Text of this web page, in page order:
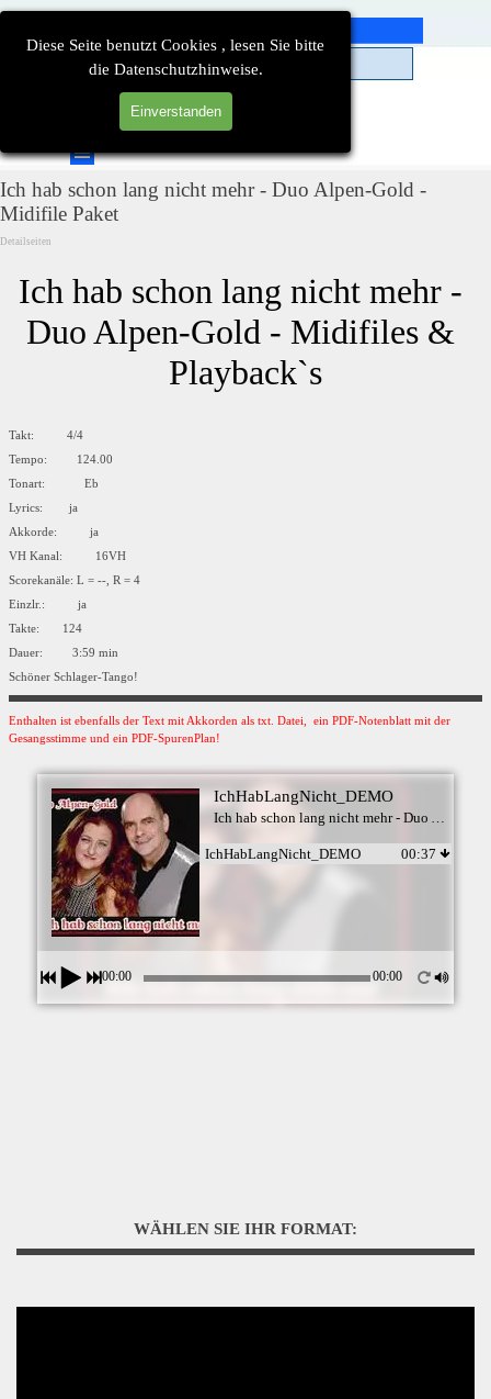
Diese Seite benutzt Cookies , lesen Sie bitte
die Datenschutzhinweise.
Einverstanden
Direkt zum Seiteninhalt
Menü überspringen
Ich hab schon lang nicht mehr - Duo Alpen-Gold -
Midifile Paket
Detailseiten
Ich hab schon lang nicht mehr -
Duo Alpen-Gold - Midifiles &
Playback`s
Takt: 4/4
Tempo: 124.00
Tonart: Eb
Lyrics: ja
Akkorde: ja
VH Kanal: 16VH
Scorekanäle: L = --, R = 4
Einzlr.: ja
Takte: 124
Dauer: 3:59 min
Schöner Schlager-Tango!
Enthalten ist ebenfalls der Text mit Akkorden als txt. Datei, ein PDF-Notenblatt mit der
Gesangsstimme und ein PDF-SpurenPlan!
IchHabLangNicht_DEMO
IchHabLangNicht_DEMO 00:37
00:00 00:00
WÄHLEN SIE IHR FORMAT: